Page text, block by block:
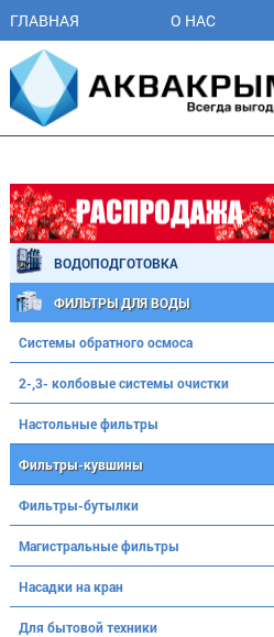
ГЛАВНАЯ О НАС
ВОДОПОДГОТОВКА
ФИЛЬТРЫ ДЛЯ ВОДЫ
Системы обратного осмоса
2-,3- колбовые системы очистки
Настольные фильтры
Фильтры-кувшины
Фильтры-бутылки
Магистральные фильтры
Насадки на кран
Для бытовой техники